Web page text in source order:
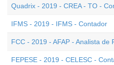
Quadrix - 2019 - CREA - TO -
IFMS - 2019 - IFMS - Contador
FCC - 2019 - AFAP - Analista de
FEPESE - 2019 - CELESC -